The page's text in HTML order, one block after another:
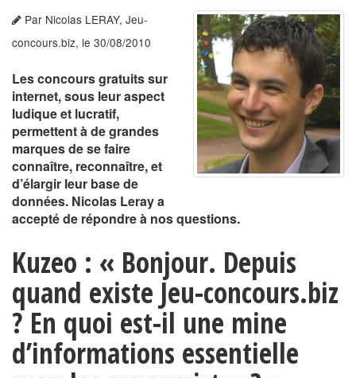
Par Nicolas LERAY, Jeu-
concours.biz, le 30/08/2010
Les concours gratuits sur
internet, sous leur aspect
ludique et lucratif,
permettent à de grandes
marques de se faire
connaître, reconnaître, et
d’élargir leur base de
données. Nicolas Leray a
accepté de répondre à nos questions.
Kuzeo : « Bonjour. Depuis
quand existe Jeu-concours.biz
? En quoi est-il une mine
d’informations essentielle